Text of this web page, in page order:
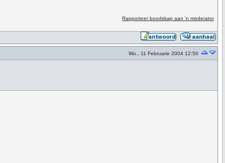
Rapporteer boodskap aan 'n moderator
Wo., 11 Februarie 2004 12:50